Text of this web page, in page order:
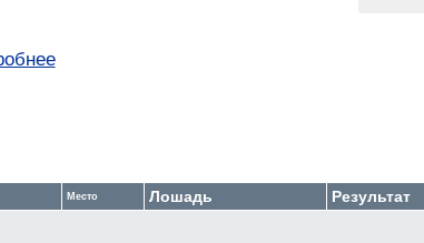
Место Лошадь
Результат